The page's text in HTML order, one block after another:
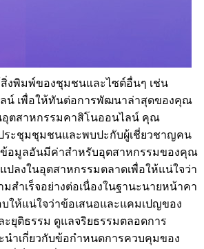
สิ่งพิมพ์ของชุมชนและไซต์อื่นๆ เช่น
น์ เพื่อให้ทันต่อการพัฒนาล่าสุดของคุณ
อุตสาหกรรมคาสิโนออนไลน์ คุณ
ระชุมชุมชนและพบปะกับผู้เชี่ยวชาญคน
อมูลอันมีค่าสำหรับอุตสาหกรรมของคุณ
ปลงในอุตสาหกรรมตลาดเพื่อให้แน่ใจว่า
สำเร็จอย่างต่อเนื่องในฐานะนายหน้าคา
ให้แน่ใจว่าข้อเสนอและแคมเปญของ
ยุติธรรม ดูแลจริยธรรมตลอดการ
นำเกี่ยวกับข้อกำหนดการควบคุมของ